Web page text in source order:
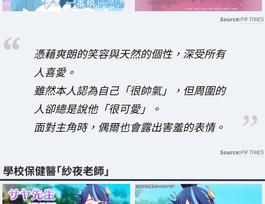
PR TIMES
憑藉爽朗的笑容與天然的個性，深受所有
人喜愛。
雖然本人認為自己「很帥氣」，但周圍的
人卻總是說他「很可愛」。
面對主角時，偶爾也會露出害羞的表情。
PR TIMES
學校保健醫「紗夜老師」